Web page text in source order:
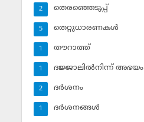
തെരഞ്ഞെടുപ്പ്
2
തെറ്റുധാരണകള്‍
5
തൗറാത്ത്
1
ദജ്ജാലില്‍നിന്ന് അഭയം
1
ദര്‍ശനം
2
ദര്‍ശനങ്ങള്‍
1